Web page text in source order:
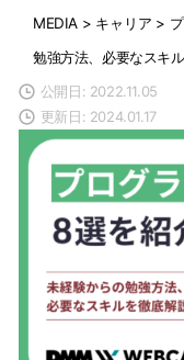
MEDIA > キャリア >
勉強方法、必要なスキ
公開日: 2022.11.05
更新日: 2024.01.17